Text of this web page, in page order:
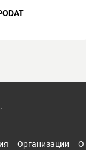
Организации О